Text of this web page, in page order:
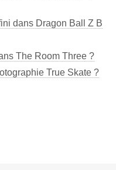
dans Dragon Ball Z B
The Room Three ?
True Skate ?